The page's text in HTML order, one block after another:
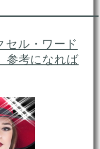
セル・ワード
参考になれば